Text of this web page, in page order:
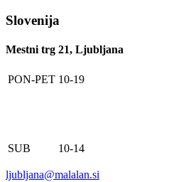
Slovenija
Mestni trg 21, Ljubljana
PON-PET 10-19
SUB 10-14
ljubljana@malalan.si